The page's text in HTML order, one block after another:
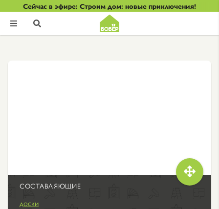
Сейчас в эфире: Строим дом: новые приключения!
 

СОСТАВЛЯЮЩИЕ
доски